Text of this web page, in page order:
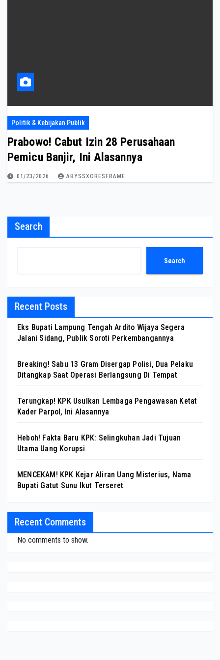
Politik & Kebijakan Publik
Prabowo! Cabut Izin 28 Perusahaan
Pemicu Banjir, Ini Alasannya
01/23/2026 ABYSSXORESFRAME
Search
Search
Recent Posts
Eks Bupati Lampung Tengah Ardito Wijaya Segera
Jalani Sidang, Publik Soroti Perkembangannya
Breaking! Sabu 13 Gram Disergap Polisi, Dua Pelaku
Ditangkap Saat Operasi Berlangsung Di Tempat
Terungkap! KPK Usulkan Lembaga Pengawasan Ketat
Kader Parpol, Ini Alasannya
Heboh! Fakta Baru KPK: Selingkuhan Jadi Tujuan
Utama Uang Korupsi
MENCEKAM! KPK Kejar Aliran Uang Misterius, Nama
Bupati Gatut Sunu Ikut Terseret
Recent Comments
No comments to show.